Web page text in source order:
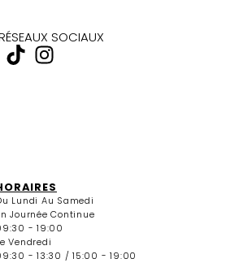
SOCIAUX
Lundi Au Samedi
Journée Continue
- 19:00
Vendredi
- 13:30 / 15:00 - 19:00